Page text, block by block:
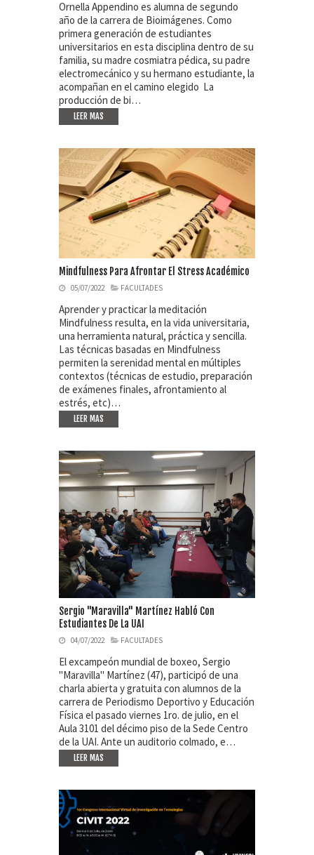
Ornella Appendino es alumna de segundo
año de la carrera de Bioimágenes. Como
primera generación de estudiantes
universitarios en esta disciplina dentro de su
familia, su madre cosmiatra pédica, su padre
electromecánico y su hermano estudiante, la
acompañan en el camino elegido La
producción de bi…
LEER MAS
Mindfulness Para Afrontar El Stress Académico
05/07/2022 FACULTADES
Aprender y practicar la meditación
Mindfulness resulta, en la vida universitaria,
una herramienta natural, práctica y sencilla.
Las técnicas basadas en Mindfulness
permiten la serenidad mental en múltiples
contextos (técnicas de estudio, preparación
de exámenes finales, afrontamiento al
estrés, etc)…
LEER MAS
Sergio "Maravilla" Martínez Habló Con
Estudiantes De La UAI
04/07/2022 FACULTADES
El excampeón mundial de boxeo, Sergio
"Maravilla" Martínez (47), participó de una
charla abierta y gratuita con alumnos de la
carrera de Periodismo Deportivo y Educación
Física el pasado viernes 1ro. de julio, en el
Aula 3101 del décimo piso de la Sede Centro
de la UAI. Ante un auditorio colmado, e…
LEER MAS